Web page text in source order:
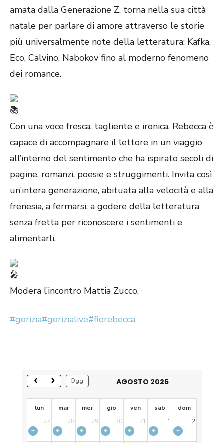
amata dalla Generazione Z, torna nella sua città
natale per parlare di amore attraverso le storie
più universalmente note della letteratura: Kafka,
Eco, Calvino, Nabokov fino al moderno fenomeno
dei romance.
Con una voce fresca, tagliente e ironica, Rebecca è
capace di accompagnare il lettore in un viaggio
all’interno del sentimento che ha ispirato secoli di
pagine, romanzi, poesie e struggimenti. Invita così
un’intera generazione, abituata alla velocità e alla
frenesia, a fermarsi, a godere della letteratura
senza fretta per riconoscere i sentimenti e
alimentarli.
Modera l’incontro Mattia Zucco.
#gorizia#gorizialive#fiorebecca
Oggi AGOSTO 2026
lun mar mer gio ven sab
dom
27
28 29 30 31 1
2
+
+ + + + +
+